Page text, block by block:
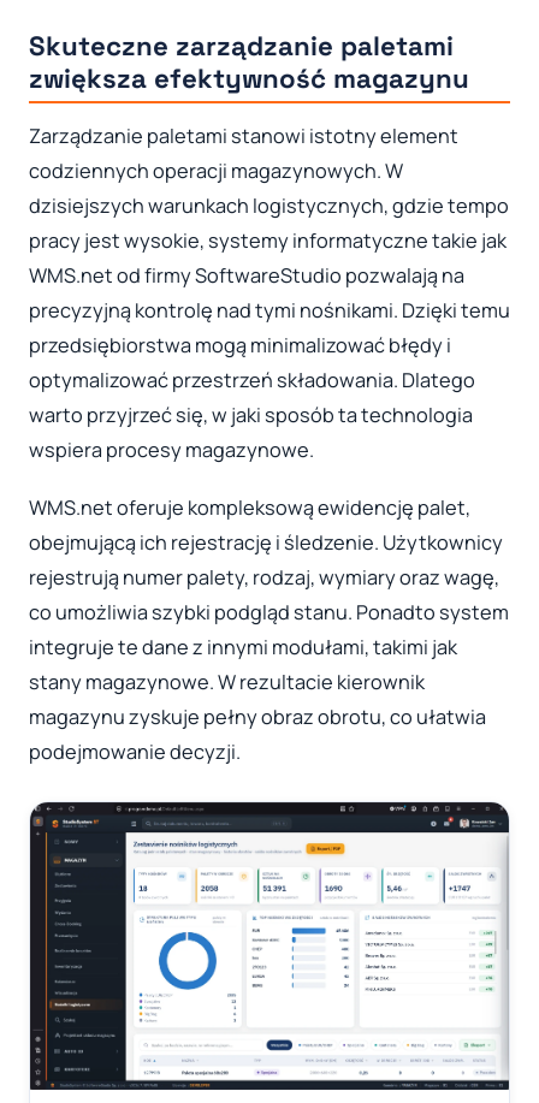
Skuteczne zarządzanie paletami
zwiększa efektywność magazynu
Zarządzanie paletami stanowi istotny element
codziennych operacji magazynowych. W
dzisiejszych warunkach logistycznych, gdzie tempo
pracy jest wysokie, systemy informatyczne takie jak
WMS.net od firmy SoftwareStudio pozwalają na
precyzyjną kontrolę nad tymi nośnikami. Dzięki temu
przedsiębiorstwa mogą minimalizować błędy i
optymalizować przestrzeń składowania. Dlatego
warto przyjrzeć się, w jaki sposób ta technologia
wspiera procesy magazynowe.
WMS.net oferuje kompleksową ewidencję palet,
obejmującą ich rejestrację i śledzenie. Użytkownicy
rejestrują numer palety, rodzaj, wymiary oraz wagę,
co umożliwia szybki podgląd stanu. Ponadto system
integruje te dane z innymi modułami, takimi jak
stany magazynowe. W rezultacie kierownik
magazynu zyskuje pełny obraz obrotu, co ułatwia
podejmowanie decyzji.